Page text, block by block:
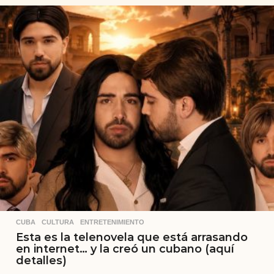
CUBA ,CULTURA ,ENTRETENIMIENTO
Esta es la telenovela que está arrasando
en internet… y la creó un cubano (aquí
detalles)